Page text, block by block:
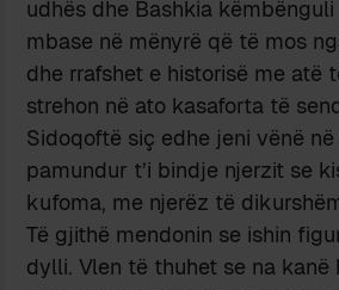
udhës dhe Bashkia
mbase në mënyrë që të mos
dhe rrafshet e historisë me atë
strehon në ato kasaforta të
Sidoqoftë siç edhe jeni vënë
pamundur t’i bindje njerzit se
kufoma, me njerëz të
Të gjithë mendonin se ishin
dylli. Vlen të thuhet se na kanë